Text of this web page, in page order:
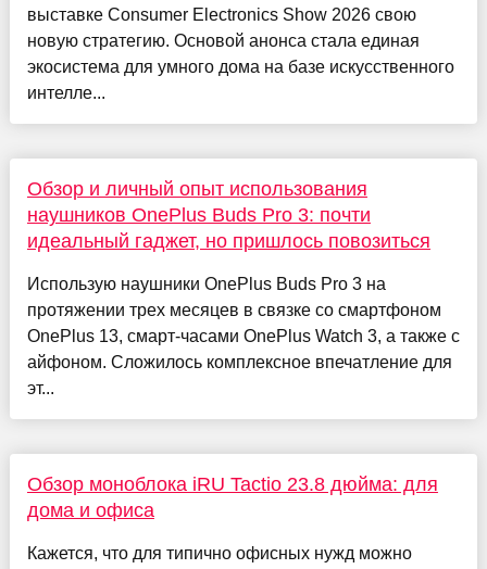
выставке Consumer Electronics Show 2026 свою
новую стратегию. Основой анонса стала единая
экосистема для умного дома на базе искусственного
интелле...
Обзор и личный опыт использования
наушников OnePlus Buds Pro 3: почти
идеальный гаджет, но пришлось повозиться
Использую наушники OnePlus Buds Pro 3 на
протяжении трех месяцев в связке со смартфоном
OnePlus 13, смарт-часами OnePlus Watch 3, а также с
айфоном. Сложилось комплексное впечатление для
эт...
Обзор моноблока iRU Tactio 23.8 дюйма: для
дома и офиса
Кажется, что для типично офисных нужд можно